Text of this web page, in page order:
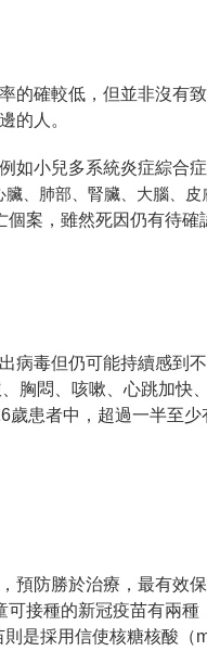
的確較低，但並非沒有
的人。
如小兒多系統炎症綜合症
臟、肺部、腎臟、大腦、
個案，雖然死因仍有待確
病毒但仍可能持續感到
胸悶、咳嗽、心跳加快
患者中，超過一半至
預防勝於治療，最有效
接種的新冠疫苗有兩
則是採用信使核糖核酸（